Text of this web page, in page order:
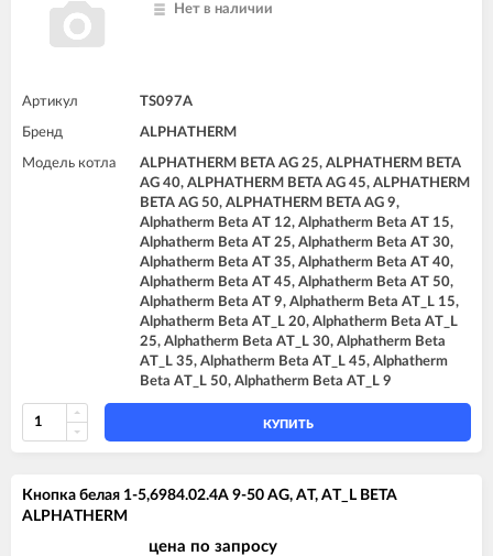
Нет в наличии
Артикул TS097A
Бренд ALPHATHERM
Модель котла
ALPHATHERM BETA AG 25, ALPHATHERM BETA
AG 40, ALPHATHERM BETA AG 45, ALPHATHERM
BETA AG 50, ALPHATHERM BETA AG 9,
Alphatherm Beta AT 12, Alphatherm Beta AT 15,
Alphatherm Beta AT 25, Alphatherm Beta AT 30,
Alphatherm Beta AT 35, Alphatherm Beta AT 40,
Alphatherm Beta AT 45, Alphatherm Beta AT 50,
Alphatherm Beta AT 9, Alphatherm Beta AT_L 15,
Alphatherm Beta AT_L 20, Alphatherm Beta AT_L
25, Alphatherm Beta AT_L 30, Alphatherm Beta
AT_L 35, Alphatherm Beta AT_L 45, Alphatherm
Beta AT_L 50, Alphatherm Beta AT_L 9
КУПИТЬ
Кнопка белая 1-5,6984.02.4A 9-50 AG, AT, AT_L BETA
ALPHATHERM
цена по запросу